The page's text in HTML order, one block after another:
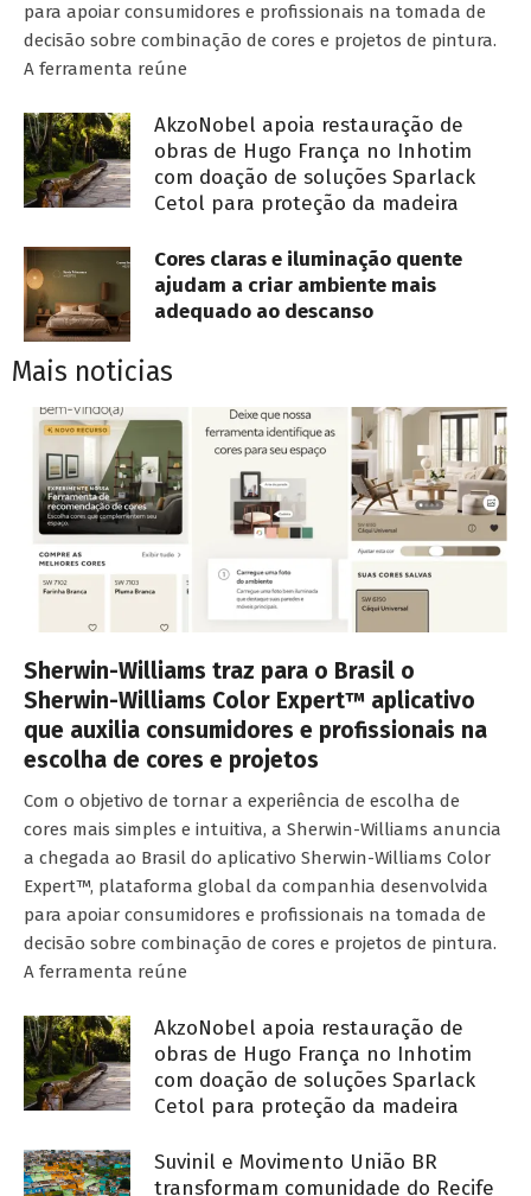
para apoiar consumidores e profissionais na tomada de
decisão sobre combinação de cores e projetos de pintura.
A ferramenta reúne
AkzoNobel apoia restauração de
obras de Hugo França no Inhotim
com doação de soluções Sparlack
Cetol para proteção da madeira
Cores claras e iluminação quente
ajudam a criar ambiente mais
adequado ao descanso
Mais noticias
Sherwin-Williams traz para o Brasil o
Sherwin-Williams Color Expert™ aplicativo
que auxilia consumidores e profissionais na
escolha de cores e projetos
Com o objetivo de tornar a experiência de escolha de
cores mais simples e intuitiva, a Sherwin-Williams anuncia
a chegada ao Brasil do aplicativo Sherwin-Williams Color
Expert™, plataforma global da companhia desenvolvida
para apoiar consumidores e profissionais na tomada de
decisão sobre combinação de cores e projetos de pintura.
A ferramenta reúne
AkzoNobel apoia restauração de
obras de Hugo França no Inhotim
com doação de soluções Sparlack
Cetol para proteção da madeira
Suvinil e Movimento União BR
transformam comunidade do Recife